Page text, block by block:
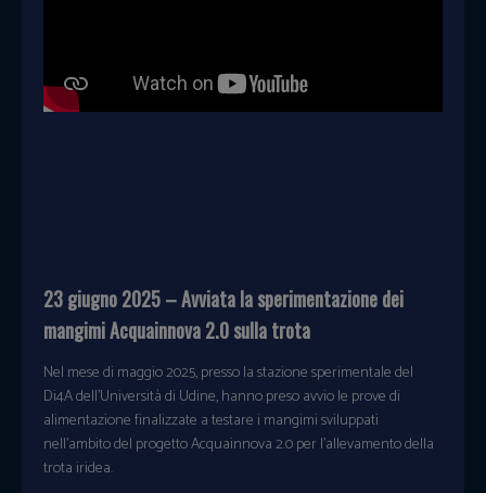
23 giugno 2025 – Avviata la sperimentazione dei
mangimi Acquainnova 2.0 sulla trota
Nel mese di maggio 2025, presso la stazione sperimentale del
Di4A dell’Università di Udine, hanno preso avvio le prove di
alimentazione finalizzate a testare i mangimi sviluppati
nell’ambito del progetto Acquainnova 2.0 per l’allevamento della
trota iridea.